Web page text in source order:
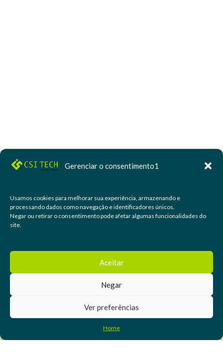
Gerenciar o consentimento1
Usamos cookies para melhorar sua experiência, armazenando e
processando dados como navegação e identificadores únicos.
Negar ou retirar o consentimento pode afetar algumas funcionalidades do
site.
Aceitar
Negar
Ver preferências
Home